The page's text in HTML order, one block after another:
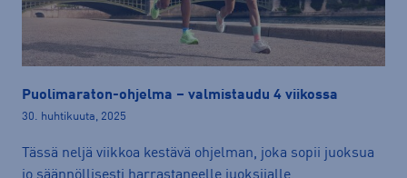
Puolimaraton-ohjelma – valmistaudu 4 viikossa
30. huhtikuuta, 2025
Tässä neljä viikkoa kestävä ohjelman, joka sopii juoksua